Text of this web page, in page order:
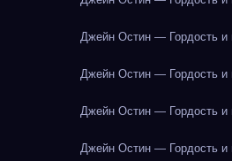
Джейн Остин — Гордость и
Джейн Остин — Гордость и
Джейн Остин — Гордость и
Джейн Остин — Гордость и